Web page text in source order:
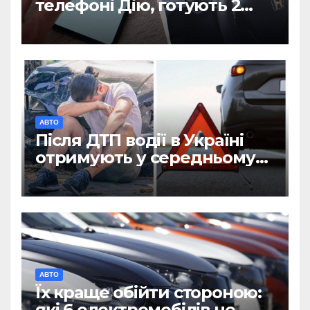
телефоні Дію, готують 2
нововведення: що
запровадять у 2026 році
АВТО
Після ДТП водії в Україні
отримують у середньому
45 тисяч гривень: Деталі
змін
АВТО
Їх краще обійти стороною: